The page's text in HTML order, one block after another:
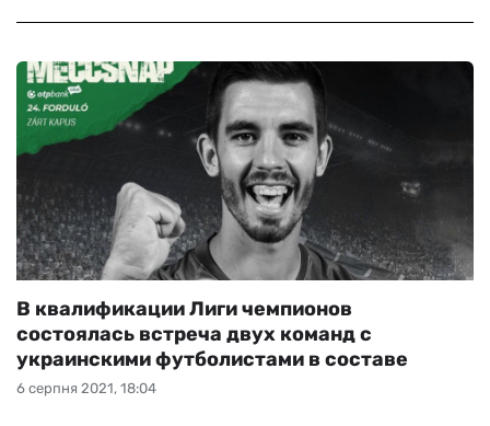
6 серпня 2021, 18:04
В квалификации Лиги чемпионов
состоялась встреча двух команд с
украинскими футболистами в составе